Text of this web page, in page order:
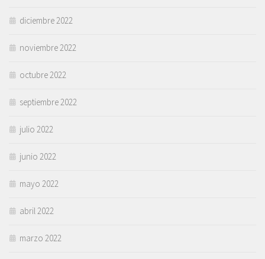
diciembre 2022
noviembre 2022
octubre 2022
septiembre 2022
julio 2022
junio 2022
mayo 2022
abril 2022
marzo 2022